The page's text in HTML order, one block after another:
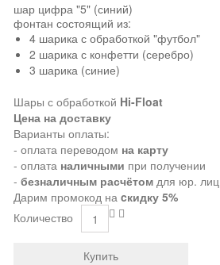
шар цифра "5" (синий)
фонтан состоящий из:
4 шарика с обработкой "футбол"
2 шарика с конфетти (серебро)
3 шарика (синие)
Шары с обработкой Hi-Float
Цена на доставку
Варианты оплаты:
- оплата переводом на карту
- оплата наличными при получении
- безналичным расчётом для юр. лиц
Дарим промокод на cкидку 5%
Количество
Купить